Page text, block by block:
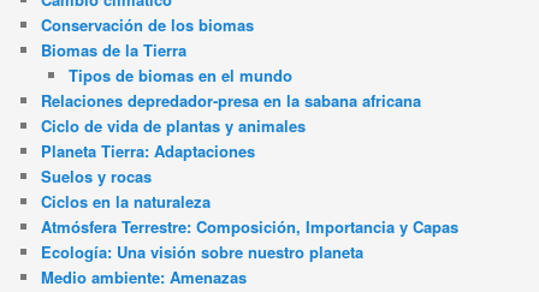
Conservación de los biomas
Biomas de la Tierra
Tipos de biomas en el mundo
Relaciones depredador-presa en la sabana africana
Ciclo de vida de plantas y animales
Planeta Tierra: Adaptaciones
Suelos y rocas
Ciclos en la naturaleza
Atmósfera Terrestre: Composición, Importancia y Capas
Ecología: Una visión sobre nuestro planeta
Medio ambiente: Amenazas